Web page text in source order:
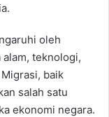
oleh
teknologi,
baik
salah satu
ekonomi negara.